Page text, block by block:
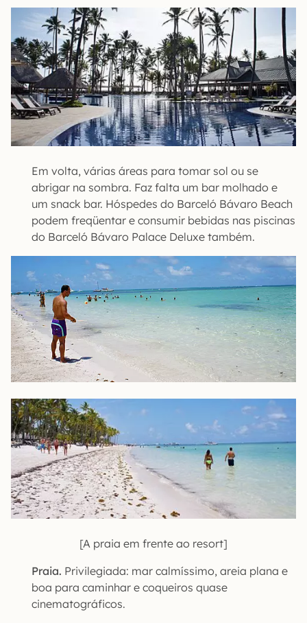
Em volta, várias áreas para tomar sol ou se
abrigar na sombra. Faz falta um bar molhado e
um snack bar. Hóspedes do Barceló Bávaro Beach
podem freqüentar e consumir bebidas nas piscinas
do Barceló Bávaro Palace Deluxe também.
[A praia em frente ao resort]
Praia. Privilegiada: mar calmíssimo, areia plana e
boa para caminhar e coqueiros quase
cinematográficos.